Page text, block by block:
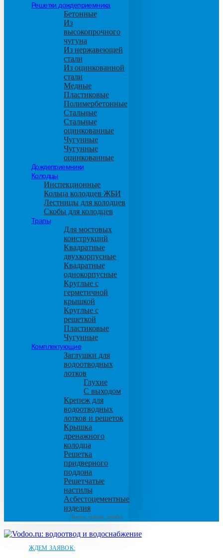
Решетки дождеприемника
Бетонные
Из
высокопрочного
чугуна
Из нержавеющей
стали
Из оцинкованной
стали
Медные
Пластиковые
Полимербетонные
Стальные
Стальные
оцинкованные
Чугунные
Чугунные
оцинкованные
Дождеприемники
Колодцы
Инспекционные
Кольца колодцев ЖБИ
Лестницы для колодцев
Скобы для колодцев
Трапы
Для мостовых
конструкций
Квадратные
двухкорпусные
Квадратные
однокорпусные
Круглые с
герметичной
крышкой
Круглые с
решеткой
Пластиковые
Чугунные
Комплектующие
Заглушки для
водоотводных
лотков
Глухие
С выходом
Крепеж для
водоотводных
лотков и решеток
Крышка
дренажного
колодца
Решетка
придверного
поддона
Решетчатые
настилы
Асбестоцементные
изделия
Листы, плиты, трубы
ЖДЕМ ЗАЯВОК: